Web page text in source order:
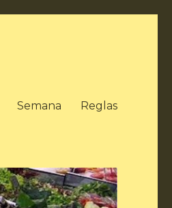
Semana Reglas